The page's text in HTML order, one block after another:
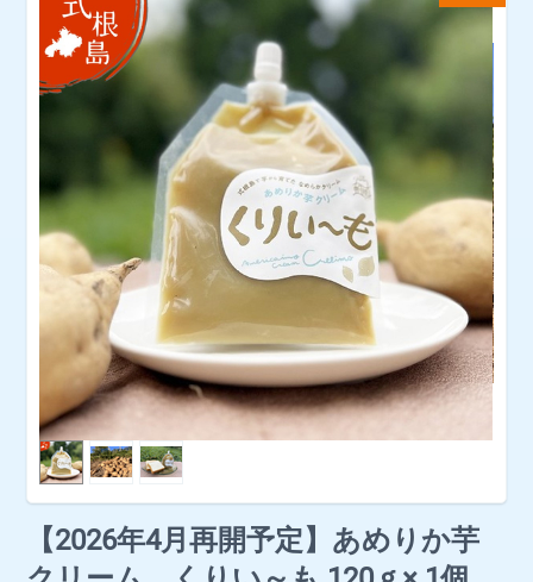
【2026年4月再開予定】あめりか芋